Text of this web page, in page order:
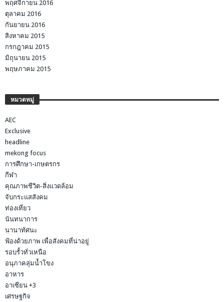
พฤศจิกายน 2016
ตุลาคม 2016
กันยายน 2016
สิงหาคม 2015
กรกฎาคม 2015
มิถุนายน 2015
พฤษภาคม 2015
หมวดหมู่
AEC
Exclusive
headline
mekong focus
การศึกษา-เกษตรกร
กีฬา
คุณภาพชีวิต-สิ่งแวดล้อม
จับกระแสสังคม
ท่องเที่ยว
นันทนาการ
นานาทัศนะ
ฟ้องด้วยภาพ เพื่อสังคมที่น่าอยู่
รอบรั้วทั่วเหนือ
อนุภาคลุ่มน้ำโขง
อาหาร
อาเซียน +3
เศรษฐกิจ